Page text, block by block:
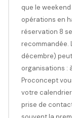
que le
opérations en
réservation 8
recommandée.
décembre)
organisations :
Proconcept
votre
prise de